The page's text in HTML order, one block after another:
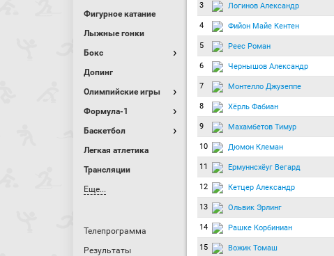
Фигурное катание
Лыжные гонки
Бокс
Допинг
Олимпийские игры
Формула-1
Баскетбол
Легкая атлетика
Трансляции
Еще...
Телепрограмма
Результаты
3 Логинов Александр
4 Фийон Майе Кентен
5 Реес Роман
6 Чернышов Александр
7 Монтелло Джузеппе
8 Хёрль Фабиан
9 Махамбетов Тимур
10 Дюмон Клеман
11 Ермуннсхёуг Вегард
12 Кетцер Александр
13 Ольвик Эрлинг
14 Рашке Корбиниан
15 Вожик Томаш